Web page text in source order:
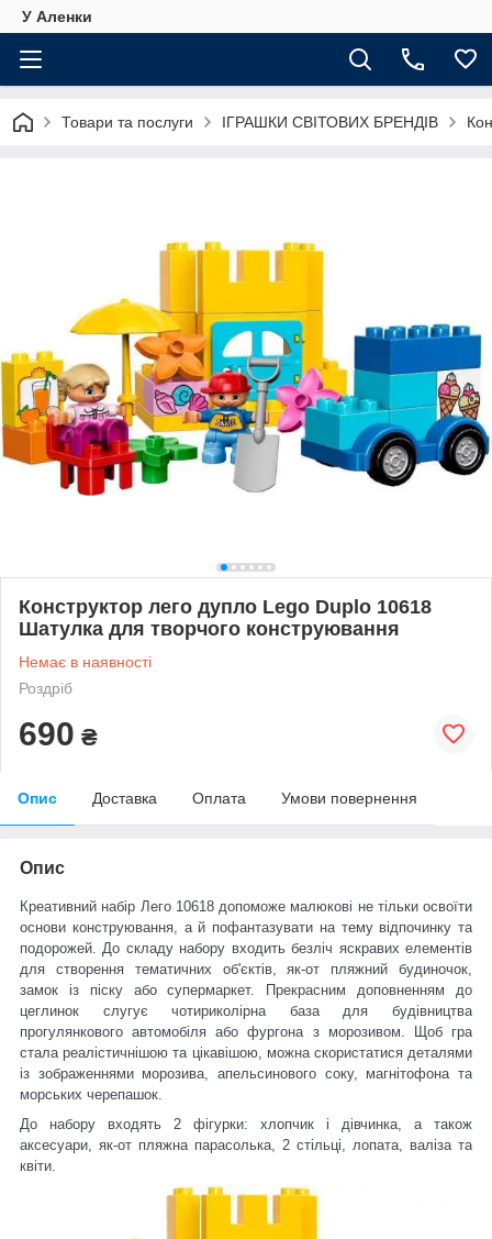
У Аленки
Товари та послуги ІГРАШКИ СВІТОВИХ БРЕНДІВ
Конструктор лего дупло Lego Duplo 10618
Шатулка для творчого конструювання
Немає в наявності
Роздріб
690 ₴
Опис Доставка Оплата Умови повернення
Опис
Креативний набір Лего 10618 допоможе малюкові не тільки освоїти
основи конструювання, а й пофантазувати на тему відпочинку та
подорожей. До складу набору входить безліч яскравих елементів
для створення тематичних об'єктів, як-от пляжний будиночок,
замок із піску або супермаркет. Прекрасним доповненням до
цеглинок слугує чотириколірна база для будівництва
прогулянкового автомобіля або фургона з морозивом. Щоб гра
стала реалістичнішою та цікавішою, можна скористатися деталями
із зображеннями морозива, апельсинового соку, магнітофона та
морських черепашок.
До набору входять 2 фігурки: хлопчик і дівчинка, а також
аксесуари, як-от пляжна парасолька, 2 стільці, лопата, валіза та
квіти.